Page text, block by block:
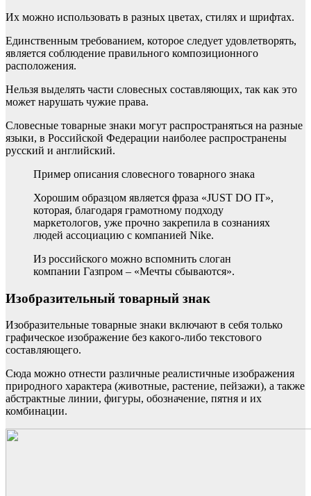
Их можно использовать в разных цветах, стилях и шрифтах.
Единственным требованием, которое следует удовлетворять,
является соблюдение правильного композиционного
расположения.
Нельзя выделять части словесных составляющих, так как это
может нарушать чужие права.
Словесные товарные знаки могут распространяться на разные
языки, в Российской Федерации наиболее распространены
русский и английский.
Пример описания словесного товарного знака
Хорошим образцом является фраза «JUST DO IT»,
которая, благодаря грамотному подходу
маркетологов, уже прочно закрепила в сознаниях
людей ассоциацию с компанией Nike.
Из российского можно вспомнить слоган
компании Газпром – «Мечты сбываются».
Изобразительный товарный знак
Изобразительные товарные знаки включают в себя только
графическое изображение без какого-либо текстового
составляющего.
Сюда можно отнести различные реалистичные изображения
природного характера (животные, растение, пейзажи), а также
абстрактные линии, фигуры, обозначение, пятня и их
комбинации.